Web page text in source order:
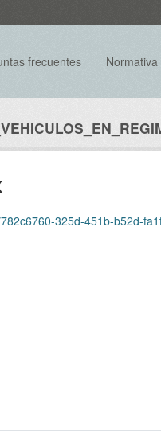
frecuentes Normativa
download/